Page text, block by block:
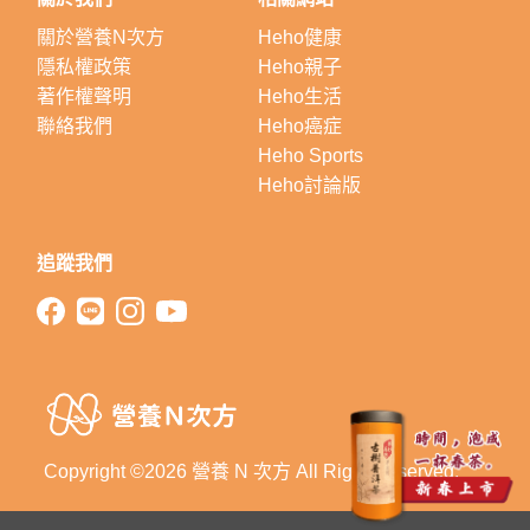
Copyright ©2026 營養 N 次方 All Right Reserved.
關於營養N次方
隱私權政策
著作權聲明
聯絡我們
Heho健康
Heho親子
Heho生活
Heho癌症
Heho Sports
Heho討論版
追蹤我們